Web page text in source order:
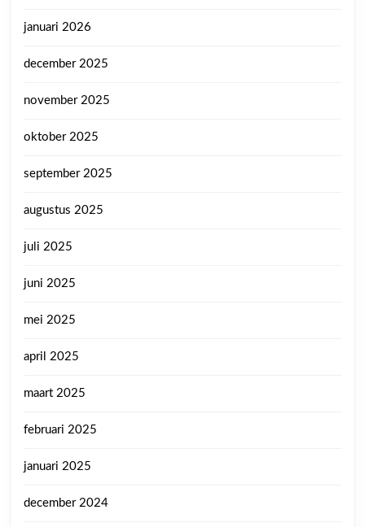
januari 2026
december 2025
november 2025
oktober 2025
september 2025
augustus 2025
juli 2025
juni 2025
mei 2025
april 2025
maart 2025
februari 2025
januari 2025
december 2024